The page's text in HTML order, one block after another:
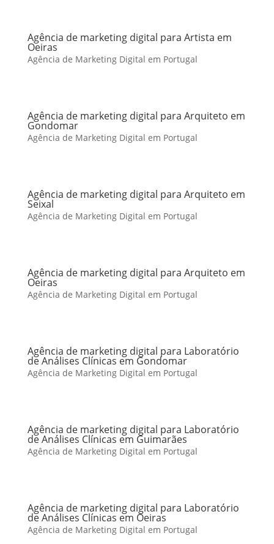
Agência de marketing digital para Artista em
Oeiras
Agência de Marketing Digital em Portugal
Agência de marketing digital para Arquiteto em
Gondomar
Agência de Marketing Digital em Portugal
Agência de marketing digital para Arquiteto em
Seixal
Agência de Marketing Digital em Portugal
Agência de marketing digital para Arquiteto em
Oeiras
Agência de Marketing Digital em Portugal
Agência de marketing digital para Laboratório
de Análises Clínicas em Gondomar
Agência de Marketing Digital em Portugal
Agência de marketing digital para Laboratório
de Análises Clínicas em Guimarães
Agência de Marketing Digital em Portugal
Agência de marketing digital para Laboratório
de Análises Clínicas em Oeiras
Agência de Marketing Digital em Portugal